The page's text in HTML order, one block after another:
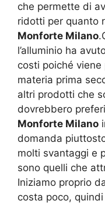
che permette di
ridotti per quanto
Monforte Milano
l’alluminio ha
costi poiché
materia prima
altri prodotti che
dovrebbero
Monforte Milano
domanda
molti svantaggi e
sono quelli che
Iniziamo proprio
costa poco,